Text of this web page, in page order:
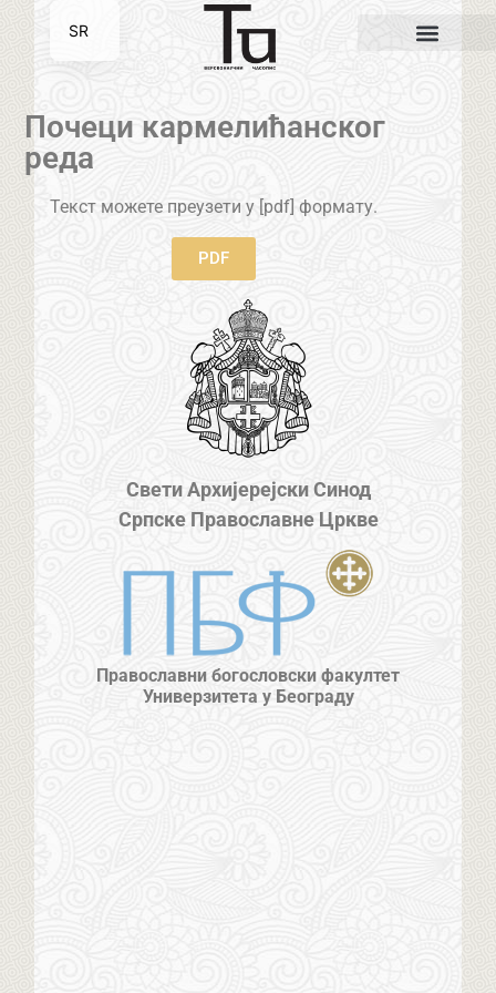
Почеци кармелићанског
реда
Текст можете преузети у [pdf] формату.
PDF
Свети Архијерејски Синод
Српске Православне Цркве
Православни богословски факултет
Универзитета у Београду
SR
EN